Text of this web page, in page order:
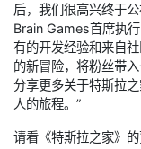
后，我们很高兴终于
Brain Games首席执
有的开发经验和来自
的新冒险，将粉丝带
分享更多关于特斯拉
人的旅程。”
请看《特斯拉之家》